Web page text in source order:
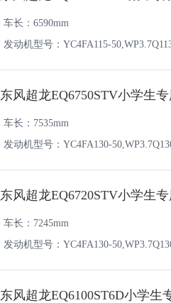
车长：6590mm
发动机型号：YC4FA115-
东风超龙EQ6750STV小学生
车长：7535mm
发动机型号：YC4FA130-
东风超龙EQ6720STV小学生
车长：7245mm
发动机型号：YC4FA130-
东风超龙EQ6100ST6D小学生